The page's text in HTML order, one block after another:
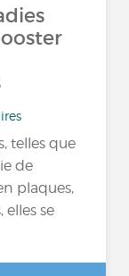
telles que
de
plaques,
se